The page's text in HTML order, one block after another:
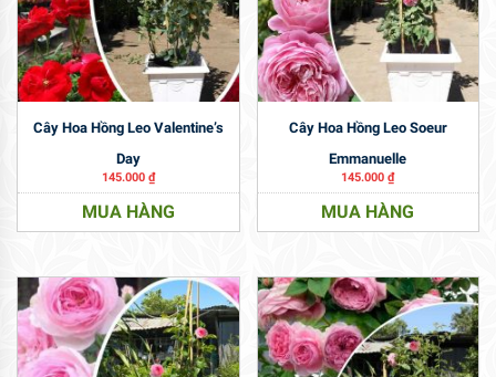
Cây Hoa Hồng Leo Valentine’s
Day
145.000 ₫
MUA HÀNG
Cây Hoa Hồng Leo Soeur
Emmanuelle
145.000₫
MUA HÀNG